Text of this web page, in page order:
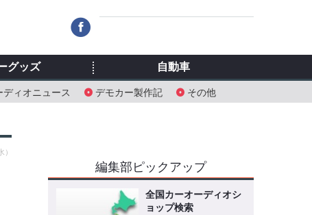
ディオニュース デモカー製作記 その他
グッズ 自動車
編集部ピックアップ
全国カーオーディオシ
ョップ検索